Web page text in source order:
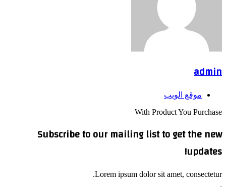
admin
موقع الويب
With Product You Purchase
Subscribe to our mailing list to get the new
updates!
Lorem ipsum dolor sit amet, consectetur.